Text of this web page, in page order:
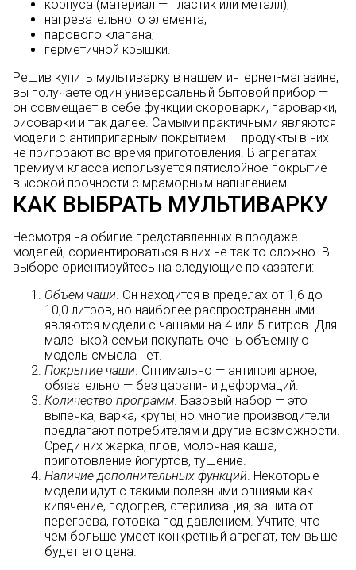
корпуса (материал — пластик или металл);
нагревательного элемента;
парового клапана;
герметичной крышки.
Решив купить мультиварку в нашем интернет-магазине,
вы получаете один универсальный бытовой прибор —
он совмещает в себе функции скороварки, пароварки,
рисоварки и так далее. Самыми практичными являются
модели с антипригарным покрытием — продукты в них
не пригорают во время приготовления. В агрегатах
премиум-класса используется пятислойное покрытие
высокой прочности с мраморным напылением.
КАК ВЫБРАТЬ МУЛЬТИВАРКУ
Несмотря на обилие представленных в продаже
моделей, сориентироваться в них не так то сложно. В
выборе ориентируйтесь на следующие показатели:
Объем чаши . Он находится в пределах от 1,6 до
10,0 литров, но наиболее распространенными
являются модели с чашами на 4 или 5 литров. Для
маленькой семьи покупать очень объемную
модель смысла нет.
Покрытие чаши . Оптимально — антипригарное,
обязательно — без царапин и деформаций.
Количество программ . Базовый набор — это
выпечка, варка, крупы, но многие производители
предлагают потребителям и другие возможности.
Среди них жарка, плов, молочная каша,
приготовление йогуртов, тушение.
Наличие дополнительных функций . Некоторые
модели идут с такими полезными опциями как
кипячение, подогрев, стерилизация, защита от
перегрева, готовка под давлением. Учтите, что
чем больше умеет конкретный агрегат, тем выше
будет его цена.